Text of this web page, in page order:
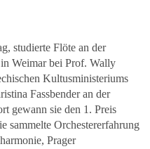
studierte Flöte an der
Weimar bei Prof. Wally
Kultusministeriums
Fassbender an der
gewann sie den 1. Preis
sammelte Orchestererfahrung
Prager